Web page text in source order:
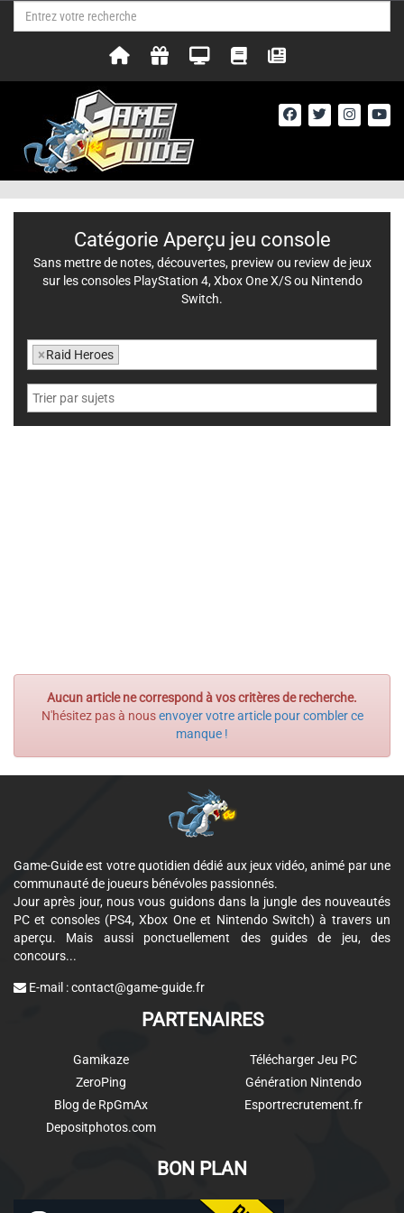
Aucun article ne correspond à vos critères de recherche.
N'hésitez pas à nousenvoyer votre article pour combler ce
manque !
Catégorie Aperçu jeu console
Sans mettre de notes, découvertes, preview ou review de jeux
sur les consoles PlayStation 4, Xbox One X/S ou Nintendo
Switch.
×Raid Heroes
Game-Guide est votre quotidien dédié aux jeux vidéo, animé par une
communauté de joueurs bénévoles passionnés.
Jour après jour, nous vous guidons dans la jungle des nouveautés
PC et consoles (PS4, Xbox One et Nintendo Switch) à travers un
aperçu. Mais aussi ponctuellement des guides de jeu, des
concours...
E-mail :contact@game-guide.fr
PARTENAIRES
Gamikaze
ZeroPing
Blog de RpGmAx
Depositphotos.com
Télécharger Jeu PC
Génération Nintendo
Esportrecrutement.fr
BON PLAN